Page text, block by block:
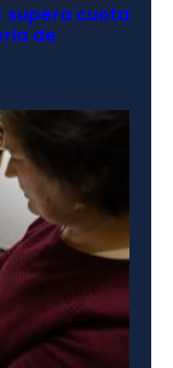
supera cuota
de